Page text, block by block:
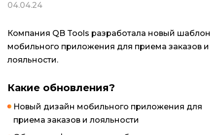
04.04.24
Компания QB Tools разработала новый шаблон
мобильного приложения для приема заказов и
лояльности.
Какие обновления?
Новый дизайн мобильного приложения для
приема заказов и лояльности